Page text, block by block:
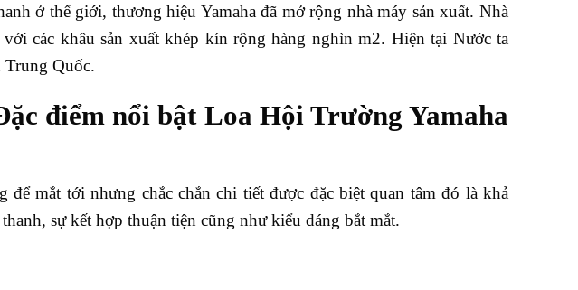
ở thế giới, thương hiệu Yamaha đã mở rộng nhà máy sản xuất. Nhà
các khâu sản xuất khép kín rộng hàng nghìn m2. Hiện tại Nước ta
Trung Quốc.
điểm nổi bật Loa Hội Trường Yamaha
mắt tới nhưng chắc chắn chi tiết được đặc biệt quan tâm đó là khả
sự kết hợp thuận tiện cũng như kiểu dáng bắt mắt.